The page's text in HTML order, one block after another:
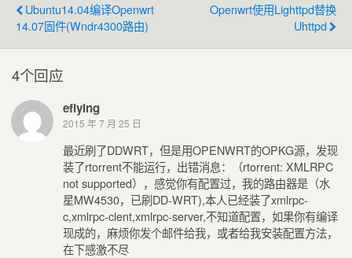
Ubuntu14.04编译openwrt
14.07固件(wndr4300路由)
Openwrt使用lighttpd替换
Uhttpd
4个回应
eflying
2015 年 7 月 25 日
最近刷了DDWRT，但是用OPENWRT的OPKG源，发现
装了rtorrent不能运行，出错消息：（rtorrent: XMLRPC
not supported），感觉你有配置过，我的路由器是（水
星MW4530，已刷DD-WRT),本人已经装了xmlrpc-
c,xmlrpc-clent,xmlrpc-server,不知道配置，如果你有编译
现成的，麻烦你发个邮件给我，或者给我安装配置方法，
在下感激不尽